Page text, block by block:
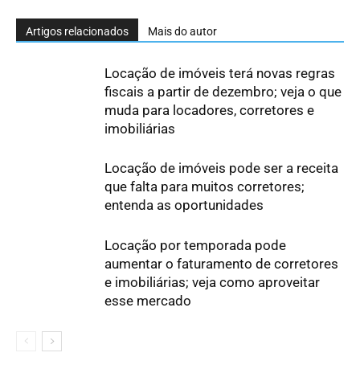
Artigos relacionados Mais do autor
Locação de imóveis terá novas regras
fiscais a partir de dezembro; veja o que
muda para locadores, corretores e
imobiliárias
Locação de imóveis pode ser a receita
que falta para muitos corretores;
entenda as oportunidades
Locação por temporada pode
aumentar o faturamento de corretores
e imobiliárias; veja como aproveitar
esse mercado